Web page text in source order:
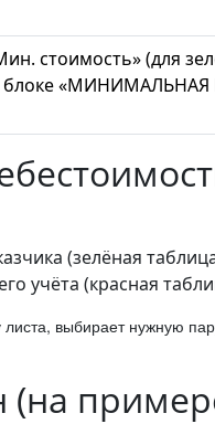
стоимость» (для
блоке
(зелёная
учёта (красная
выбирает нужную
(на